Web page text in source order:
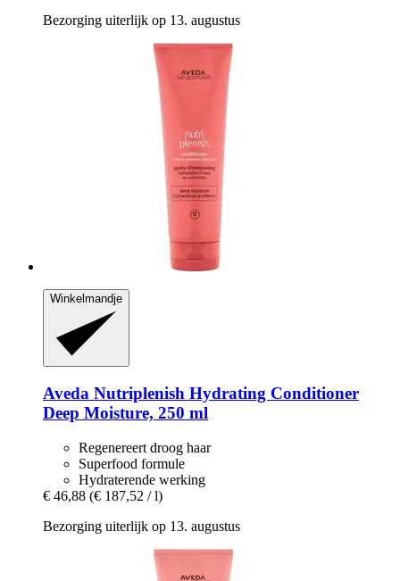
Bezorging uiterlijk op 13. augustus
Winkelmandje
Aveda Nutriplenish Hydrating Conditioner
Deep Moisture, 250 ml
Regenereert droog haar
Superfood formule
Hydraterende werking
€ 46,88 (€ 187,52 / l)
Bezorging uiterlijk op 13. augustus